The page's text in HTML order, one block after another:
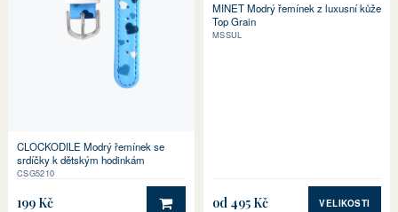
CLOCKODILE Modrý řemínek se
srdíčky k dětským hodinkám
CSG5210
199 Kč
MINET Modrý řemínek z luxusní kůže
Top Grain
MSSUL
od 495 Kč VELIKOSTI